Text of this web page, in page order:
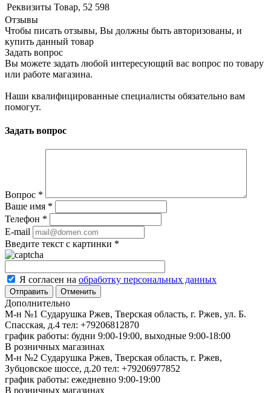
Реквизиты Товар, 52 598
Отзывы
Чтобы писать отзывы, Вы должны быть авторизованы, и
купить данный товар
Задать вопрос
Вы можете задать любой интересующий вас вопрос по товару
или работе магазина.
Наши квалифицированные специалисты обязательно вам
помогут.
Задать вопрос
Вопрос *
Ваше имя *
Телефон *
E-mail
Введите текст с картинки *
Я согласен на обработку персональных данных
Отменить
Дополнительно
М-н №1 Сударушка Ржев, Тверская область, г. Ржев, ул. Б.
Спасская, д.4 тел: +79206812870
график работы: будни 9:00-19:00, выходные 9:00-18:00
В розничных магазинах
М-н №2 Cударушка Ржев, Тверская область, г. Ржев,
Зубцовское шоссе, д.20 тел: +79206977852
график работы: ежедневно 9:00-19:00
В розничных магазинах